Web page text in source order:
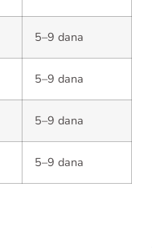
5–9 dana
5–9 dana
5–9 dana
5–9 dana